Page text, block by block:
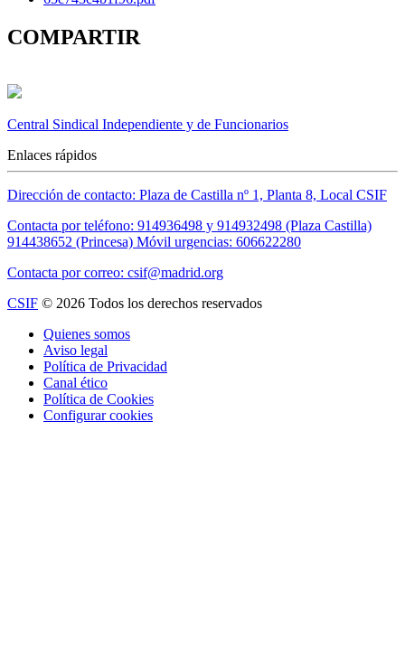
COMPARTIR
Central Sindical Independiente y de Funcionarios
Enlaces rápidos
Dirección de contacto: Plaza de Castilla nº 1, Planta 8, Local CSIF
Contacta por teléfono: 914936498 y 914932498 (Plaza Castilla)
914438652 (Princesa) Móvil urgencias: 606622280
Contacta por correo: csif@madrid.org
CSIF © 2026 Todos los derechos reservados
Quienes somos
Aviso legal
Política de Privacidad
Canal ético
Política de Cookies
Configurar cookies